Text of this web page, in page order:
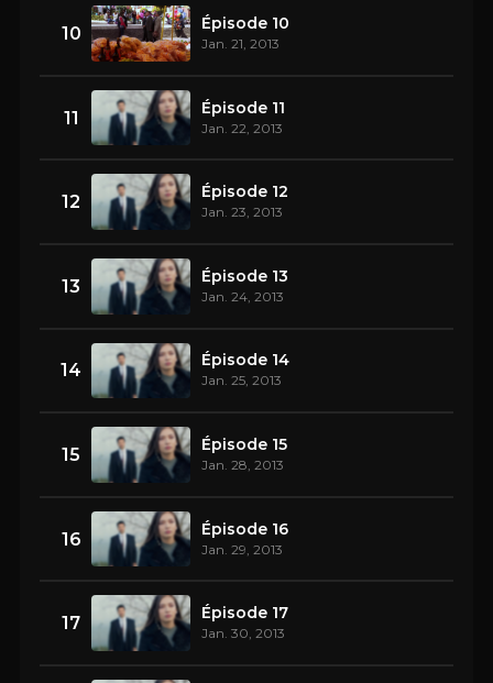
10 Épisode 10
Jan. 21, 2013
11 Épisode 11
Jan. 22, 2013
12 Épisode 12
Jan. 23, 2013
13 Épisode 13
Jan. 24, 2013
14 Épisode 14
Jan. 25, 2013
15 Épisode 15
Jan. 28, 2013
16 Épisode 16
Jan. 29, 2013
17 Épisode 17
Jan. 30, 2013